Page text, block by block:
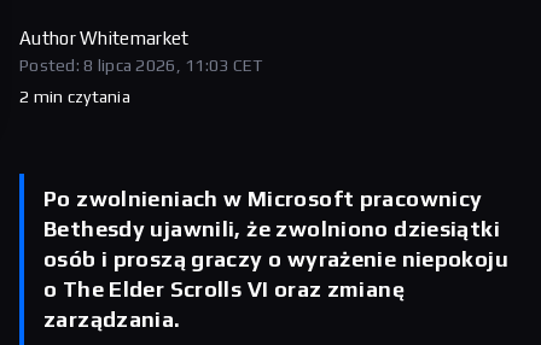
AuthorWhitemarket
Posted: 8 lipca 2026, 11:03 CET
2 min czytania
Po zwolnieniach w Microsoft pracownicy
Bethesdy ujawnili, że zwolniono dziesiątki
osób i proszą graczy o wyrażenie niepokoju
o The Elder Scrolls VI oraz zmianę
zarządzania.